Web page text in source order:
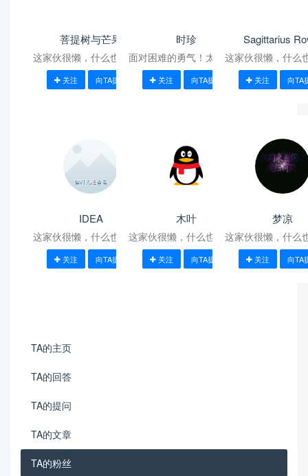
菩提树与芒果
这家伙很懒，什么也没写！
关注 向TA提问
时珍
面对困难的勇气！太多需要
优化了！
关注 向TA提问
Sagittarius
这家伙很懒，什么
关注 向TA
IDEA
这家伙很懒，什么也没写！
关注 向TA提问
木叶
这家伙很懒，什么也没写！
关注 向TA提问
梦凉
这家伙很懒，什么
关注 向TA
TA的主页
TA的回答
TA的提问
TA的文章
TA的粉丝